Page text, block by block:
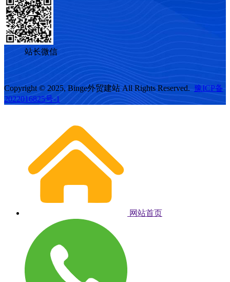
站长微信
Copyright © 2025, Binge外贸建站 All Rights Reserved. 豫ICP备
2022016825号-1
网站首页